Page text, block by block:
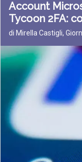
Account
Tycoon 2FA:
di Mirella Castigli,